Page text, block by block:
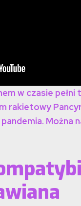
w czasie
rakietowy Pancyr
Można